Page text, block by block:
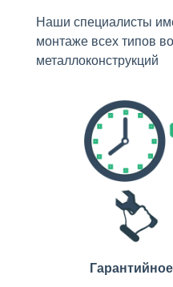
Наши специалисты
монтаже всех типов
металлоконструкций